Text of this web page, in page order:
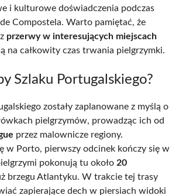
i kulturowe doświadczenia podczas
Compostela. Warto pamiętać, że
przerwy w interesujących miejscach
na całkowity czas trwania pielgrzymki.
Szlaku Portugalskiego?
zostały zaplanowane z myślą o
pielgrzymów, prowadząc ich od
przez malownicze regiony.
w Porto, pierwszy odcinek kończy się w
pokonują tu około 20
brzegu Atlantyku. W trakcie tej trasy
zapierające dech w piersiach widoki